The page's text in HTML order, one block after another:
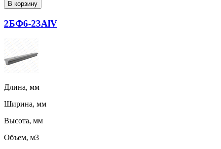
В корзину
2БФ6-23АlV
Длина, мм
Ширина, мм
Высота, мм
Объем, м3